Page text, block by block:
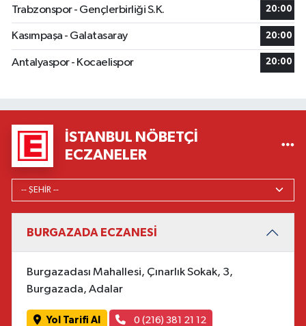
Trabzonspor - Gençlerbirliği S.K. 20:00
Kasımpaşa - Galatasaray 20:00
Antalyaspor - Kocaelispor 20:00
İSTANBUL NÖBETÇI
ECZANELER
BURGAZADA ECZANESİ
Burgazadası Mahallesi, Çınarlık Sokak, 3,
Burgazada, Adalar
Yol Tarifi Al 0 (216) 381 21 12